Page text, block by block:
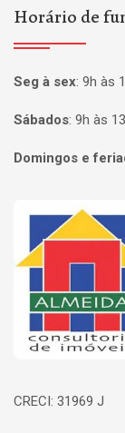
Horário de
Seg à sex: 9h às
Sábados: 9h às
Domingos e
Página inicial
CRECI: 31969 J